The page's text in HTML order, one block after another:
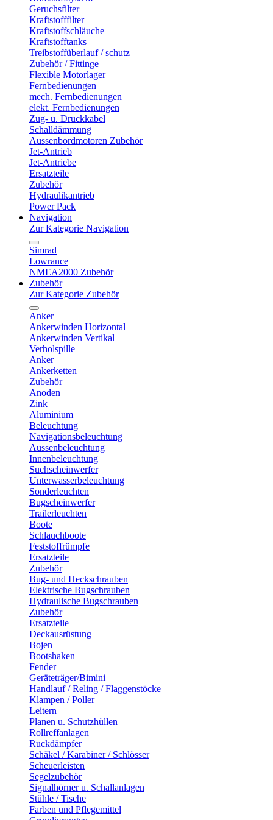
Geruchsfilter
Kraftstofffilter
Kraftstoffschläuche
Kraftstofftanks
Treibstoffüberlauf / schutz
Zubehör / Fittinge
Flexible Motorlager
Fernbedienungen
mech. Fernbedienungen
elekt. Fernbedienungen
Zug- u. Druckkabel
Schalldämmung
Aussenbordmotoren Zubehör
Jet-Antrieb
Jet-Antriebe
Ersatzteile
Zubehör
Hydraulikantrieb
Power Pack
Navigation
Zur Kategorie Navigation
Simrad
Lowrance
NMEA2000 Zubehör
Zubehör
Zur Kategorie Zubehör
Anker
Ankerwinden Horizontal
Ankerwinden Vertikal
Verholspille
Anker
Ankerketten
Zubehör
Anoden
Zink
Aluminium
Beleuchtung
Navigationsbeleuchtung
Aussenbeleuchtung
Innenbeleuchtung
Suchscheinwerfer
Unterwasserbeleuchtung
Sonderleuchten
Bugscheinwerfer
Trailerleuchten
Boote
Schlauchboote
Feststoffrümpfe
Ersatzteile
Zubehör
Bug- und Heckschrauben
Elektrische Bugschrauben
Hydraulische Bugschrauben
Zubehör
Ersatzteile
Deckausrüstung
Bojen
Bootshaken
Fender
Geräteträger/Bimini
Handlauf / Reling / Flaggenstöcke
Klampen / Poller
Leitern
Planen u. Schutzhüllen
Rollreffanlagen
Ruckdämpfer
Schäkel / Karabiner / Schlösser
Scheuerleisten
Segelzubehör
Signalhörner u. Schallanlagen
Stühle / Tische
Farben und Pflegemittel